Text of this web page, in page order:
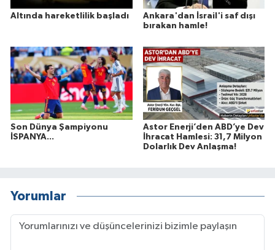
Altında hareketlilik başladı
Ankara'dan İsrail'i saf dışı
bırakan hamle!
Son Dünya Şampiyonu
İSPANYA...
Astor Enerji’den ABD’ye Dev
İhracat Hamlesi: 31,7 Milyon
Dolarlık Dev Anlaşma!
Yorumlar